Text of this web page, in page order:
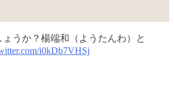
うか？楊端和（ようたんわ）と
i0kDb7VHSj